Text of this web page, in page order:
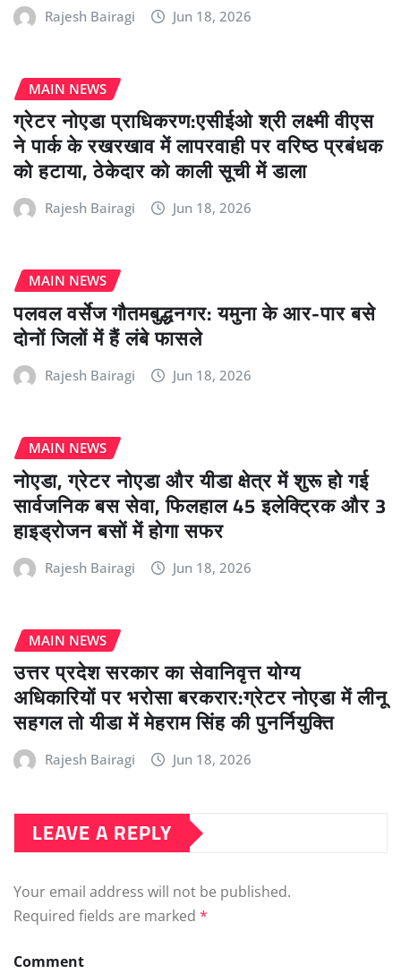
Rajesh Bairagi Jun 18, 2026
MAIN NEWS
ग्रेटर नोएडा प्राधिकरण:एसीईओ श्री लक्ष्मी वीएस
ने पार्क के रखरखाव में लापरवाही पर वरिष्ठ प्रबंधक
को हटाया, ठेकेदार को काली सूची में डाला
Rajesh Bairagi Jun 18, 2026
MAIN NEWS
पलवल वर्सेज गौतमबुद्धनगर: यमुना के आर-पार बसे
दोनों जिलों में हैं लंबे फासले
Rajesh Bairagi Jun 18, 2026
MAIN NEWS
नोएडा, ग्रेटर नोएडा और यीडा क्षेत्र में शुरू हो गई
सार्वजनिक बस सेवा, फिलहाल 45 इलेक्ट्रिक और 3
हाइड्रोजन बसों में होगा सफर
Rajesh Bairagi Jun 18, 2026
MAIN NEWS
उत्तर प्रदेश सरकार का सेवानिवृत्त योग्य
अधिकारियों पर भरोसा बरकरार:ग्रेटर नोएडा में लीनू
सहगल तो यीडा में मेहराम सिंह की पुनर्नियुक्ति
Rajesh Bairagi Jun 18, 2026
LEAVE A REPLY
Your email address will not be published.
Required fields are marked *
Comment